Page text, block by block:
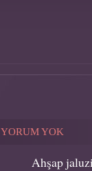
YORUM YOK
Ahşap